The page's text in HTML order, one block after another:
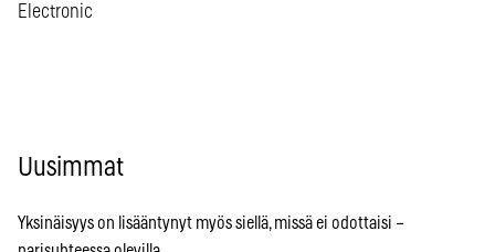
Electronic
Uusimmat
Yksinäisyys on lisääntynyt myös siellä, missä ei odottaisi –